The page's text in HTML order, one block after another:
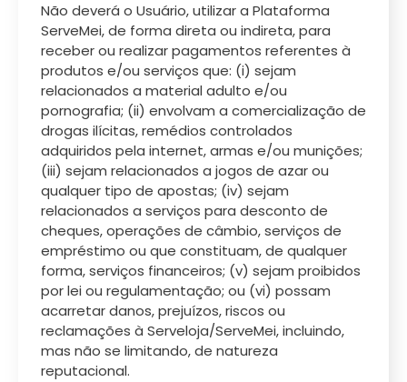
Não deverá o Usuário, utilizar a Plataforma
ServeMei, de forma direta ou indireta, para
receber ou realizar pagamentos referentes à
produtos e/ou serviços que: (i) sejam
relacionados a material adulto e/ou
pornografia; (ii) envolvam a comercialização de
drogas ilícitas, remédios controlados
adquiridos pela internet, armas e/ou munições;
(iii) sejam relacionados a jogos de azar ou
qualquer tipo de apostas; (iv) sejam
relacionados a serviços para desconto de
cheques, operações de câmbio, serviços de
empréstimo ou que constituam, de qualquer
forma, serviços financeiros; (v) sejam proibidos
por lei ou regulamentação; ou (vi) possam
acarretar danos, prejuízos, riscos ou
reclamações à Serveloja/ServeMei, incluindo,
mas não se limitando, de natureza
reputacional.